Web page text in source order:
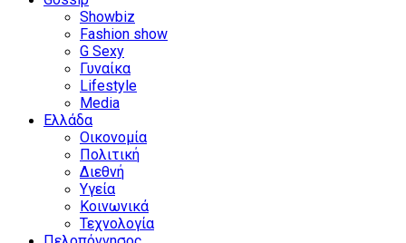
Showbiz
Fashion show
G Sexy
Γυναίκα
Lifestyle
Media
Ελλάδα
Οικονομία
Πολιτική
Διεθνή
Υγεία
Κοινωνικά
Τεχνολογία